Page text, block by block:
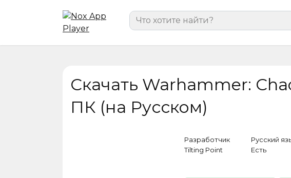
Search
for:
Скачать Warhammer:
ПК (на Русском)
Разработчик
Tilting Point
Русский
Есть